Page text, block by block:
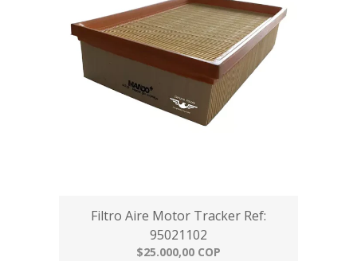
Filtro Aire Motor Tracker Ref:
95021102
$25.000,00 COP